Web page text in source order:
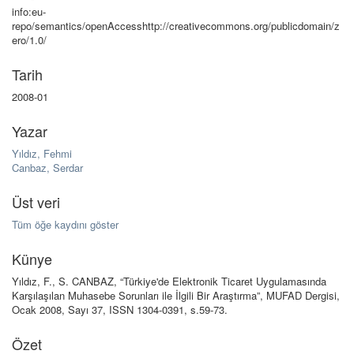
info:eu-
repo/semantics/openAccesshttp://creativecommons.org/publicdomain/z
ero/1.0/
Tarih
2008-01
Yazar
Yıldız, Fehmi
Canbaz, Serdar
Üst veri
Tüm öğe kaydını göster
Künye
Yıldız, F., S. CANBAZ, “Türkiye'de Elektronik Ticaret Uygulamasında
Karşılaşılan Muhasebe Sorunları ile İlgili Bir Araştırma”, MUFAD Dergisi,
Ocak 2008, Sayı 37, ISSN 1304-0391, s.59-73.
Özet